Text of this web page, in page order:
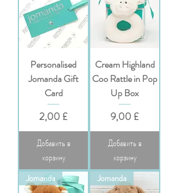
Personalised
Jomanda Gift
Card
Цена
2,00 £
Добавить в
корзину
Cream Highland
Coo Rattle in Pop
Up Box
Цена
9,00 £
Добавить в
корзину
Jomanda Jomanda